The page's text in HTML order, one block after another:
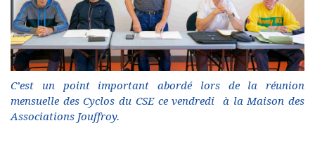
C’est un point important abordé lors de la réunion
mensuelle des Cyclos du CSE ce vendredi à la Maison des
Associations Jouffroy.